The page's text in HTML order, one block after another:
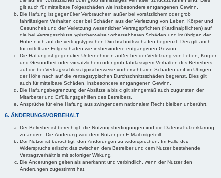
gilt auch für mittelbare Folgeschäden wie insbesondere entgangenen Gewinn.
Die Haftung ist gegenüber Verbrauchern außer bei vorsätzlichem oder grob
fahrlässigem Verhalten oder bei Schäden aus der Verletzung von Leben, Körper und
Gesundheit und der Verletzung wesentlicher Vertragspflichten (Kardinalpflichten) auf
die bei Vertragsschluss typischerweise vorhersehbaren Schäden und im übrigen der
Höhe nach auf die vertragstypischen Durchschnittsschäden begrenzt. Dies gilt auch
für mittelbare Folgeschäden wie insbesondere entgangenen Gewinn.
Die Haftung ist gegenüber Unternehmern außer bei der Verletzung von Leben, Körper
und Gesundheit oder vorsätzlichem oder grob fahrlässigem Verhalten des Betreibers
auf die bei Vertragsschluss typischerweise vorhersehbaren Schäden und im Übrigen
der Höhe nach auf die vertragstypischen Durchschnittsschäden begrenzt. Dies gilt
auch für mittelbare Schäden, insbesondere entgangenen Gewinn.
Die Haftungsbegrenzung der Absätze a bis c gilt sinngemäß auch zugunsten der
Mitarbeiter und Erfüllungsgehilfen des Betreibers.
Ansprüche für eine Haftung aus zwingendem nationalem Recht bleiben unberührt.
6. ÄNDERUNGSVORBEHALT
Der Betreiber ist berechtigt, die Nutzungsbedingungen und die Datenschutzerklärung
zu ändern. Die Änderung wird dem Nutzer per E-Mail mitgeteilt.
Der Nutzer ist berechtigt, den Änderungen zu widersprechen. Im Falle des
Widerspruchs erlischt das zwischen dem Betreiber und dem Nutzer bestehende
Vertragsverhältnis mit sofortiger Wirkung.
Die Änderungen gelten als anerkannt und verbindlich, wenn der Nutzer den
Änderungen zugestimmt hat.